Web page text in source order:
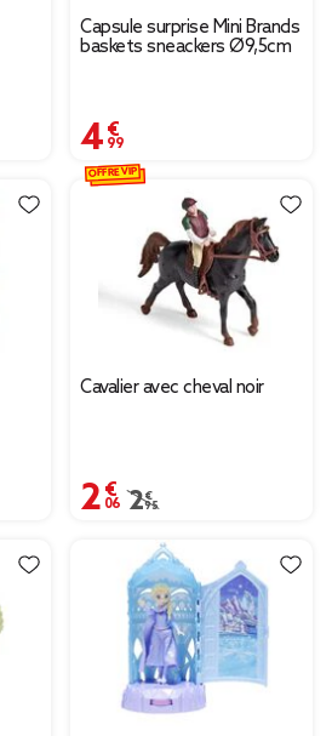
€ à 5,95 €
Capsule surprise Mini Brands
baskets sneackers Ø9,5cm
4,99 €
Cavalier avec cheval noir
2,06 €
Prix remisé de 2,95 €
2,95 €
OFFRE VIP